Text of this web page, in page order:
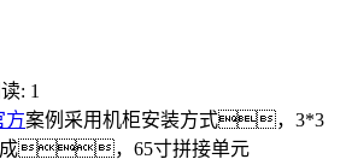
: 1
方案例采用机柜安装方式，3*3
成，65寸拼接单元